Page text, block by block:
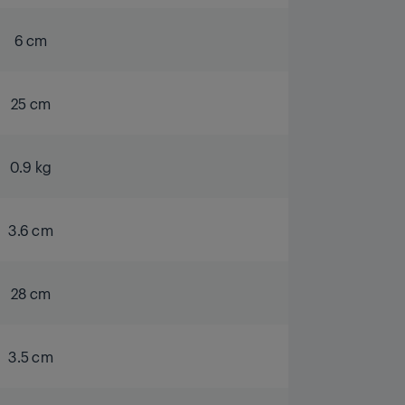
6 cm
25 cm
0.9 kg
3.6 cm
28 cm
3.5 cm